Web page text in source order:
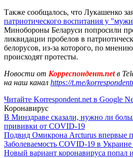
Также сообщалось, что Лукашенко
патриотического воспитания у
Минобороны Беларуси попросили
ликвидации пробелов в
белорусов, из-за которого, по
происходят протесты.
Новости от Корреспондент.netв
на наш канал https://t.me/
Читайте Korrespondent.net в Google
Коронавирус
В Минздраве сказали, нужно ли
прививки от COVID-19
Подвид Омикрона Arcturus впервые
Заболеваемость COVID-19 в
Новый вариант коронавируса попал